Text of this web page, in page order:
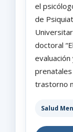
el
de
doctoral
trastorno
Salud